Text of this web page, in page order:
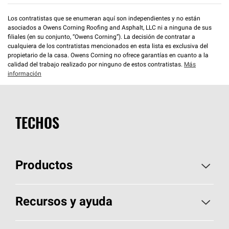
Los contratistas que se enumeran aquí son independientes y no están
asociados a Owens Corning Roofing and Asphalt, LLC ni a ninguna de sus
filiales (en su conjunto, “Owens Corning”). La decisión de contratar a
cualquiera de los contratistas mencionados en esta lista es exclusiva del
propietario de la casa. Owens Corning no ofrece garantías en cuanto a la
calidad del trabajo realizado por ninguno de estos contratistas. Más
información
TECHOS
Productos
Elija sus tejas
Encuentre un contratista
Recursos y ayuda